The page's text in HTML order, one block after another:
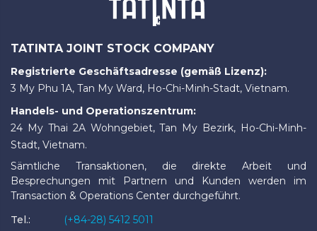
TATINTA JOINT STOCK COMPANY
Registrierte Geschäftsadresse (gemäß Lizenz):
3 My Phu 1A, Tan My Ward, Ho-Chi-Minh-Stadt, Vietnam.
Handels- und Operationszentrum:
24 My Thai 2A Wohngebiet, Tan My Bezirk, Ho-Chi-Minh-
Stadt, Vietnam.
Sämtliche Transaktionen, die direkte Arbeit und
Besprechungen mit Partnern und Kunden werden im
Transaction & Operations Center durchgeführt.
Tel.:
(+84-28) 5412 5011